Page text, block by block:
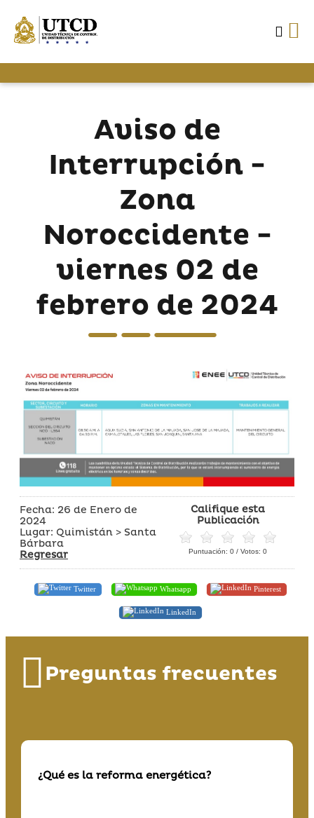
Aviso de
Interrupción -
Zona
Noroccidente -
viernes 02 de
febrero de 2024
Fecha: 26 de Enero de
2024
Lugar: Quimistán > Santa
Bárbara
Regresar
Califique esta
Publicación
Puntuación: 0 / Votos: 0
Twitter Whatsapp Pinterest
LinkedIn
Preguntas frecuentes
¿Qué es la reforma energética?